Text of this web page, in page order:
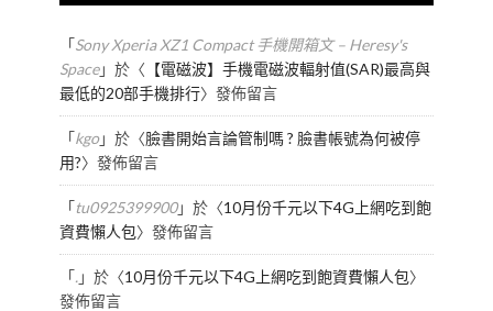
「Sony Xperia XZ1 Compact 手機開箱文 – Heresy's
Space」於〈 【電磁波】手機電磁波輻射值(SAR)最高與
最低的20部手機排行〉發佈留言
「kgo」於〈臉書開始言論管制嗎 ? 臉書帳號為何被停
用?〉發佈留言
「tu0925399900」於〈10月份千元以下4G上網吃到飽
資費懶人包〉發佈留言
「.」於〈10月份千元以下4G上網吃到飽資費懶人包〉
發佈留言